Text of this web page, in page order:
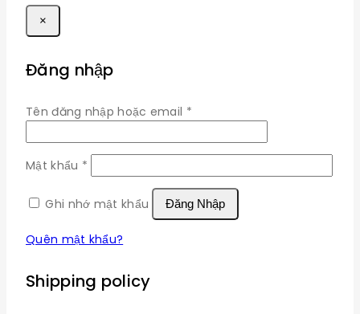
×
Đăng nhập
Tên đăng nhập hoặc email *Bắt
Mật khẩu *
buộc
Ghi nhớ mật khẩu
Đăng Nhập
Quên mật khẩu?
Shipping policy